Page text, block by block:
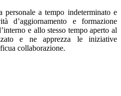
a tempo indeterminato e
d’aggiornamento e formazione
e allo stesso tempo aperto al
e ne apprezza le iniziative
collaborazione.